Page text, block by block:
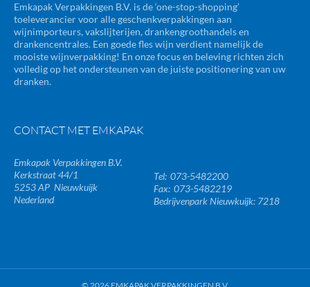
Emkapak Verpakkingen B.V. is de ‘one-stop-shopping’
toeleverancier voor alle geschenkverpakkingen aan
wijnimporteurs, vakslijterijen, drankengroothandels en
drankencentrales. Een goede fles wijn verdient namelijk de
mooiste wijnverpakking! En onze focus en beleving richten zich
volledig op het ondersteunen van de juiste positionering van uw
dranken.
CONTACT MET EMKAPAK
Emkapak Verpakkingen B.V.
Kerkstraat 44/1
5253 AP Nieuwkuijk
Nederland
073-5482200
073-5482219
Bedrijvenpark Nieuwkuijk: 7218